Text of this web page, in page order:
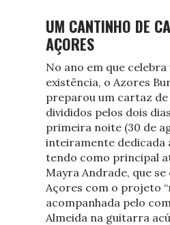
UM CANTINHO DE
AÇORES
No ano em que
existência, o Azores
preparou um cartaz
divididos pelos dois
primeira noite (30 de
inteiramente dedicada
tendo como principal
Mayra Andrade, que
Açores com o projeto
acompanhada pelo
Almeida na guitarra